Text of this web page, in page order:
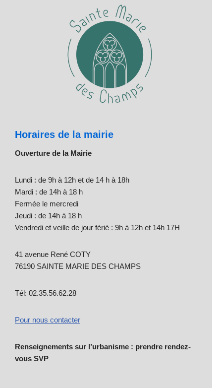
Horaires de la mairie
Ouverture de la Mairie
Lundi : de 9h à 12h et de 14 h à 18h
Mardi : de 14h à 18 h
Fermée le mercredi
Jeudi : de 14h à 18 h
Vendredi et veille de jour férié : 9h à 12h et 14h 17H
41 avenue René COTY
76190 SAINTE MARIE DES CHAMPS
Tél: 02.35.56.62.28
Pour nous contacter
Renseignements sur l’urbanisme : prendre rendez-
vous SVP